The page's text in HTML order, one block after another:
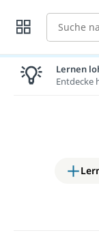
Suche
Lernen
Entdecke